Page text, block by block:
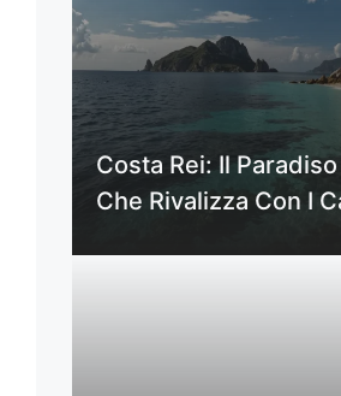
Costa Rei: Il
Che Rivalizza Con I